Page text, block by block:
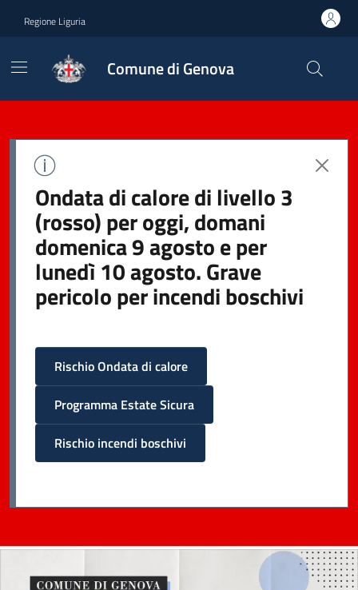
Regione Liguria
Comune di Genova
Ondata di calore di livello 3
(rosso) per oggi, domani
domenica 9 agosto e per
lunedì 10 agosto. Grave
pericolo per incendi boschivi
Rischio Ondata di calore
Programma Estate Sicura
Rischio incendi boschivi